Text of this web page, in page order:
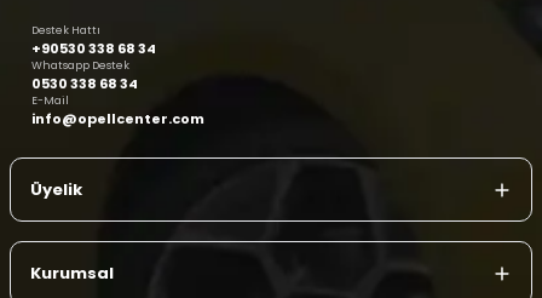
Destek Hattı
+90530 338 68 34
Whatsapp Destek
0530 338 68 34
E-Mail
info@opellcenter.com
Üyelik
Kurumsal